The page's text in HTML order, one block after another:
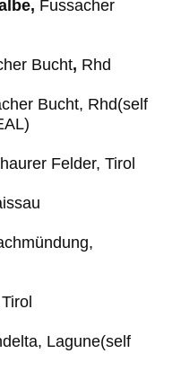
Fussacher
Bucht, Rhd
Bucht, Rhd(self
Felder, Tirol
Lagune(self